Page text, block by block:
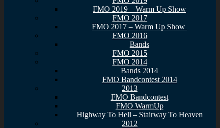
FMO 2019 – Warm Up Show
FMO 2017
FMO 2017 – Warm Up Show
FMO 2016
Bands
FMO 2015
FMO 2014
Bands 2014
FMO Bandcontest 2014
2013
FMO Bandcontest
FMO WarmUp
Highway To Hell – Stairway To Heaven
2012